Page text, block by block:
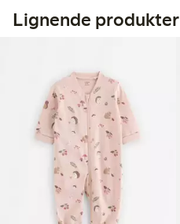
Lignende produkter